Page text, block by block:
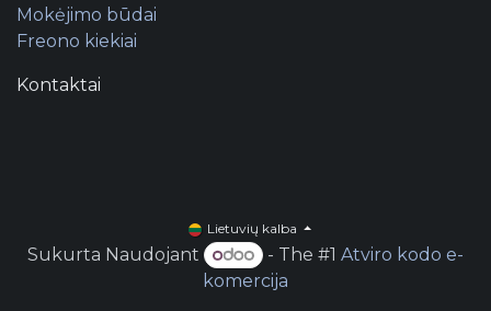
Mokėjimo būdai
Freono kiekiai
Kontaktai
Lietuvių kalba
Sukurta Naudojant - The #1Atviro kodo e-
komercija